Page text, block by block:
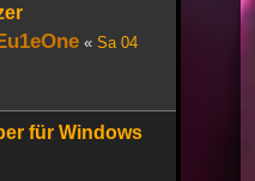
« Sa 04
für Windows